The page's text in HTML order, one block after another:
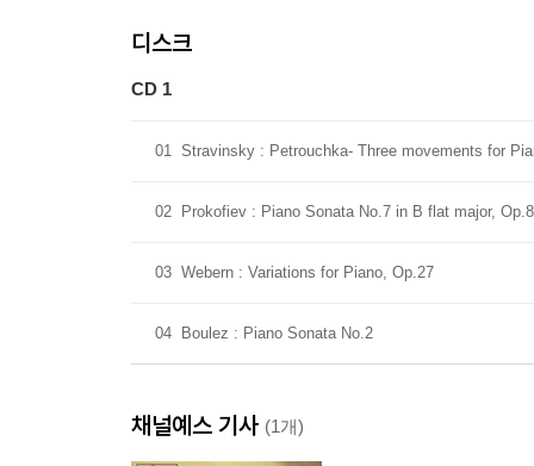
디스크
CD 1
01 Stravinsky : Petrouchka- Three movements for
02 Prokofiev : Piano Sonata No.7 in B flat major,
03 Webern : Variations for Piano, Op.27
04 Boulez : Piano Sonata No.2
채널예스 기사 (1개)